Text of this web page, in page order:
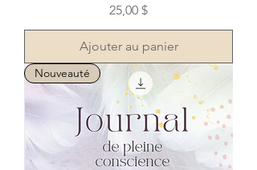
Prix
25,00 $
Ajouter au panier
Nouveauté